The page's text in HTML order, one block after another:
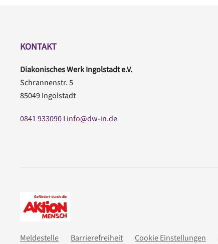
KONTAKT
Diakonisches Werk Ingolstadt e.V.
Schrannenstr. 5
85049 Ingolstadt
0841 933090I info@dw-in.de
Meldestelle Barrierefreiheit Cookie Einstellungen